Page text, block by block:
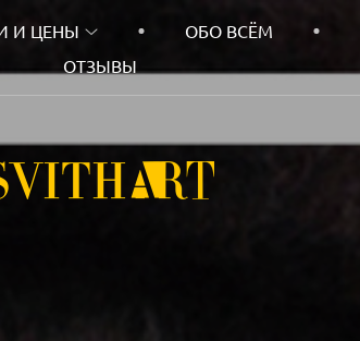
И ЦЕНЫ ОБО ВСЁМ
ОТЗЫВЫ